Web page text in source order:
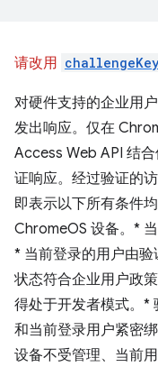
请改用
对硬件支持的企业用
发出响应。仅在
Access Web API 结
证响应。经过验证的
即表示以下所有条件
ChromeOS 设备。*
* 当前登录的用户由
状态符合企业用户政
得处于开发者模式。*
和当前登录用户紧密
设备不受管理、当前